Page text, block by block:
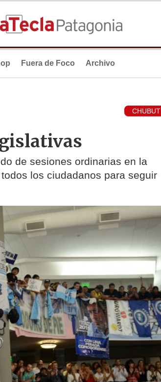
Fuera de Foco Archivo
CHUBUT
de sesiones ordinarias en la
los ciudadanos para seguir